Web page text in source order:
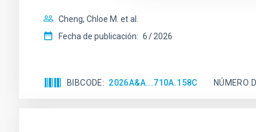
Cheng, Chloe M. et al.
Fecha de publicación: 6 2026
BIBCODE 2026A&A...710A.158C NÚMERO